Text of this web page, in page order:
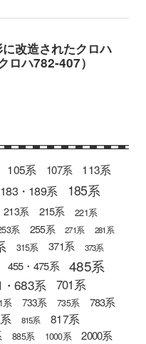
105系 107系 113系
183・189系 185系
213系 215系 221系
系 255系 271系
281系
315系 371系 373系
455・475系 485系
683系 701系
系 733系 735系 783系
815系 817系
885系 1000系 2000系